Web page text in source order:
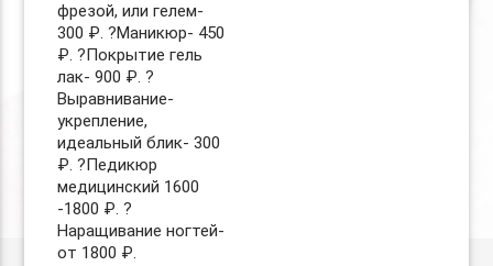
фрезой, или гелем-
300 ₽. ?Маникюр- 450
₽. ?Покрытие гель
лак- 900 ₽. ?
Выравнивание-
укрепление,
идеальный блик- 300
₽. ?Педикюр
медицинский 1600
-1800 ₽. ?
Наращивание ногтей-
от 1800 ₽.